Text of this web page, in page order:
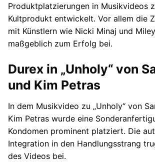
Produktplatzierungen in Musikvideos
Kultprodukt entwickelt. Vor allem die
mit Künstlern wie Nicki Minaj und
maßgeblich zum Erfolg bei.
Durex in „Unholy“ von
und Kim Petras
In dem Musikvideo zu „Unholy“ von
Kim Petras wurde eine
Kondomen prominent platziert. Die
Integration in den Handlungsstrang
des Videos bei.